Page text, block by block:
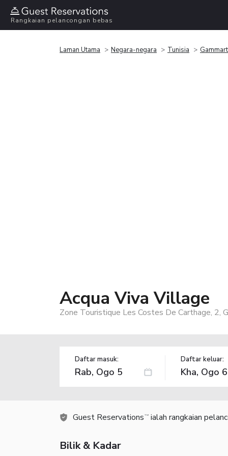
Rangkaian pelancongan bebas
Laman Utama Negara-negara Tunisia
Acqua Viva Village
Zone Touristique Les Costes De Carthage, 2,
Daftar masuk: Daftar keluar:
Guest Reservations TM ialah rangkaian
Bilik & Kadar